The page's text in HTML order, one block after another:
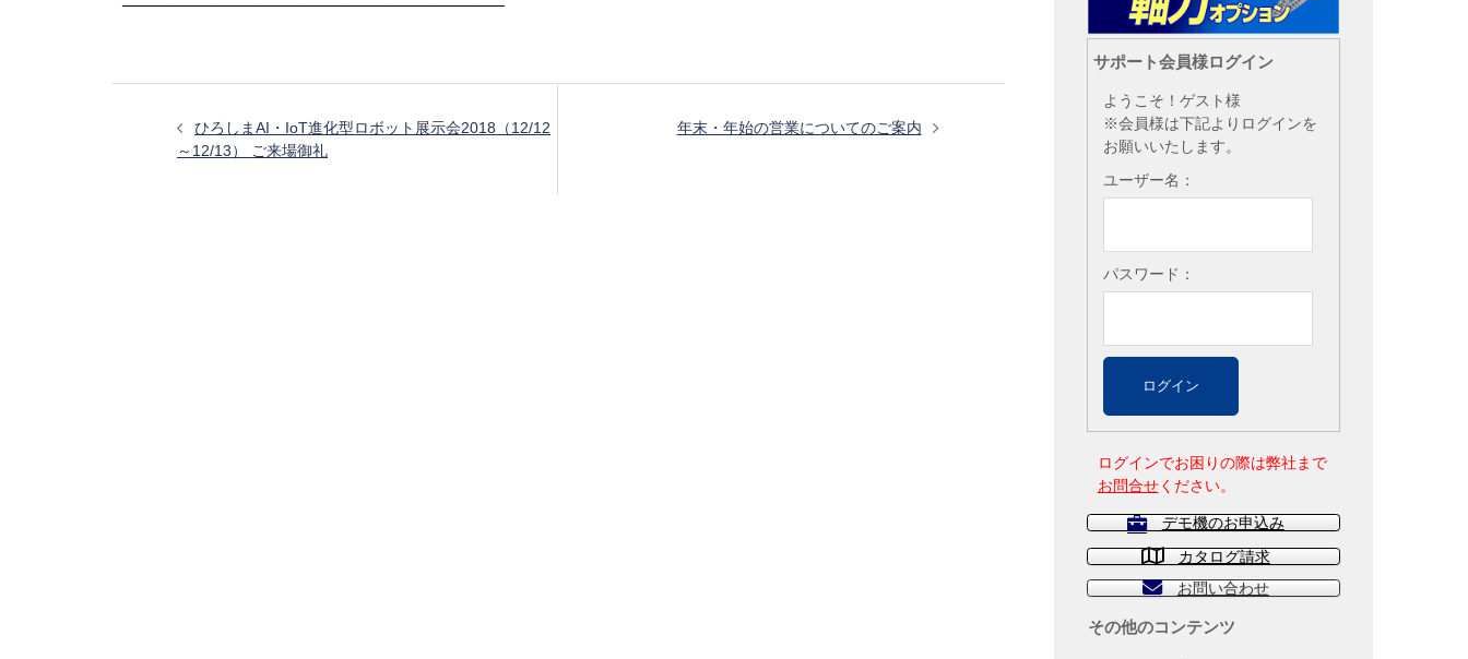
───────────────────────────────────
ひろしまAI・IoT進化型ロボット展示会2018（12/12
～12/13） ご来場御礼
年末・年始の営業についてのご案内
サポート会員様ログイン
ようこそ！ゲスト様
※会員様は下記よりログインを
お願いいたします。
ユーザー名：
パスワード：
ログインでお困りの際は弊社まで
お問合せください。
デモ機のお申込み
カタログ請求
お問い合わせ
その他のコンテンツ